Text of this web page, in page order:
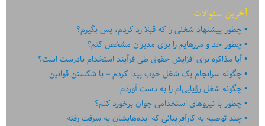
آخرین سئوالات
چطور پیشنهاد شغلی را که قبلا رد کردم، پس بگیرم؟
چطور حد و مرزهایم را برای مدیران مشخص کنم؟
آیا مذاکره برای افزایش حقوق طی فرآیند استخدام نادرست است؟
چگونه سرانجام یک شغل خوب پیدا کردم – با شکستن قوانین
چگونه شغل رؤیایی‌ام را به دست آوردم
چطور با نیروهای استخدامی جوان برخورد کنم؟
چند توصیه به کارآفرینانی که ایده‏‏‌‏‏‌هایشان به سرقت رفته